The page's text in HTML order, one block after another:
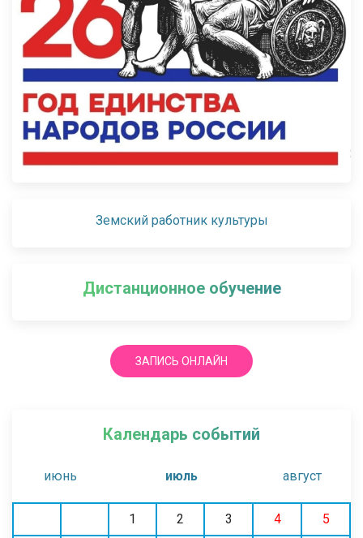
Земский работник культуры
Дистанционное обучение
ЗАПИСЬ ОНЛАЙН
Календарь событий
июнь июль август
1 2 3 4 5